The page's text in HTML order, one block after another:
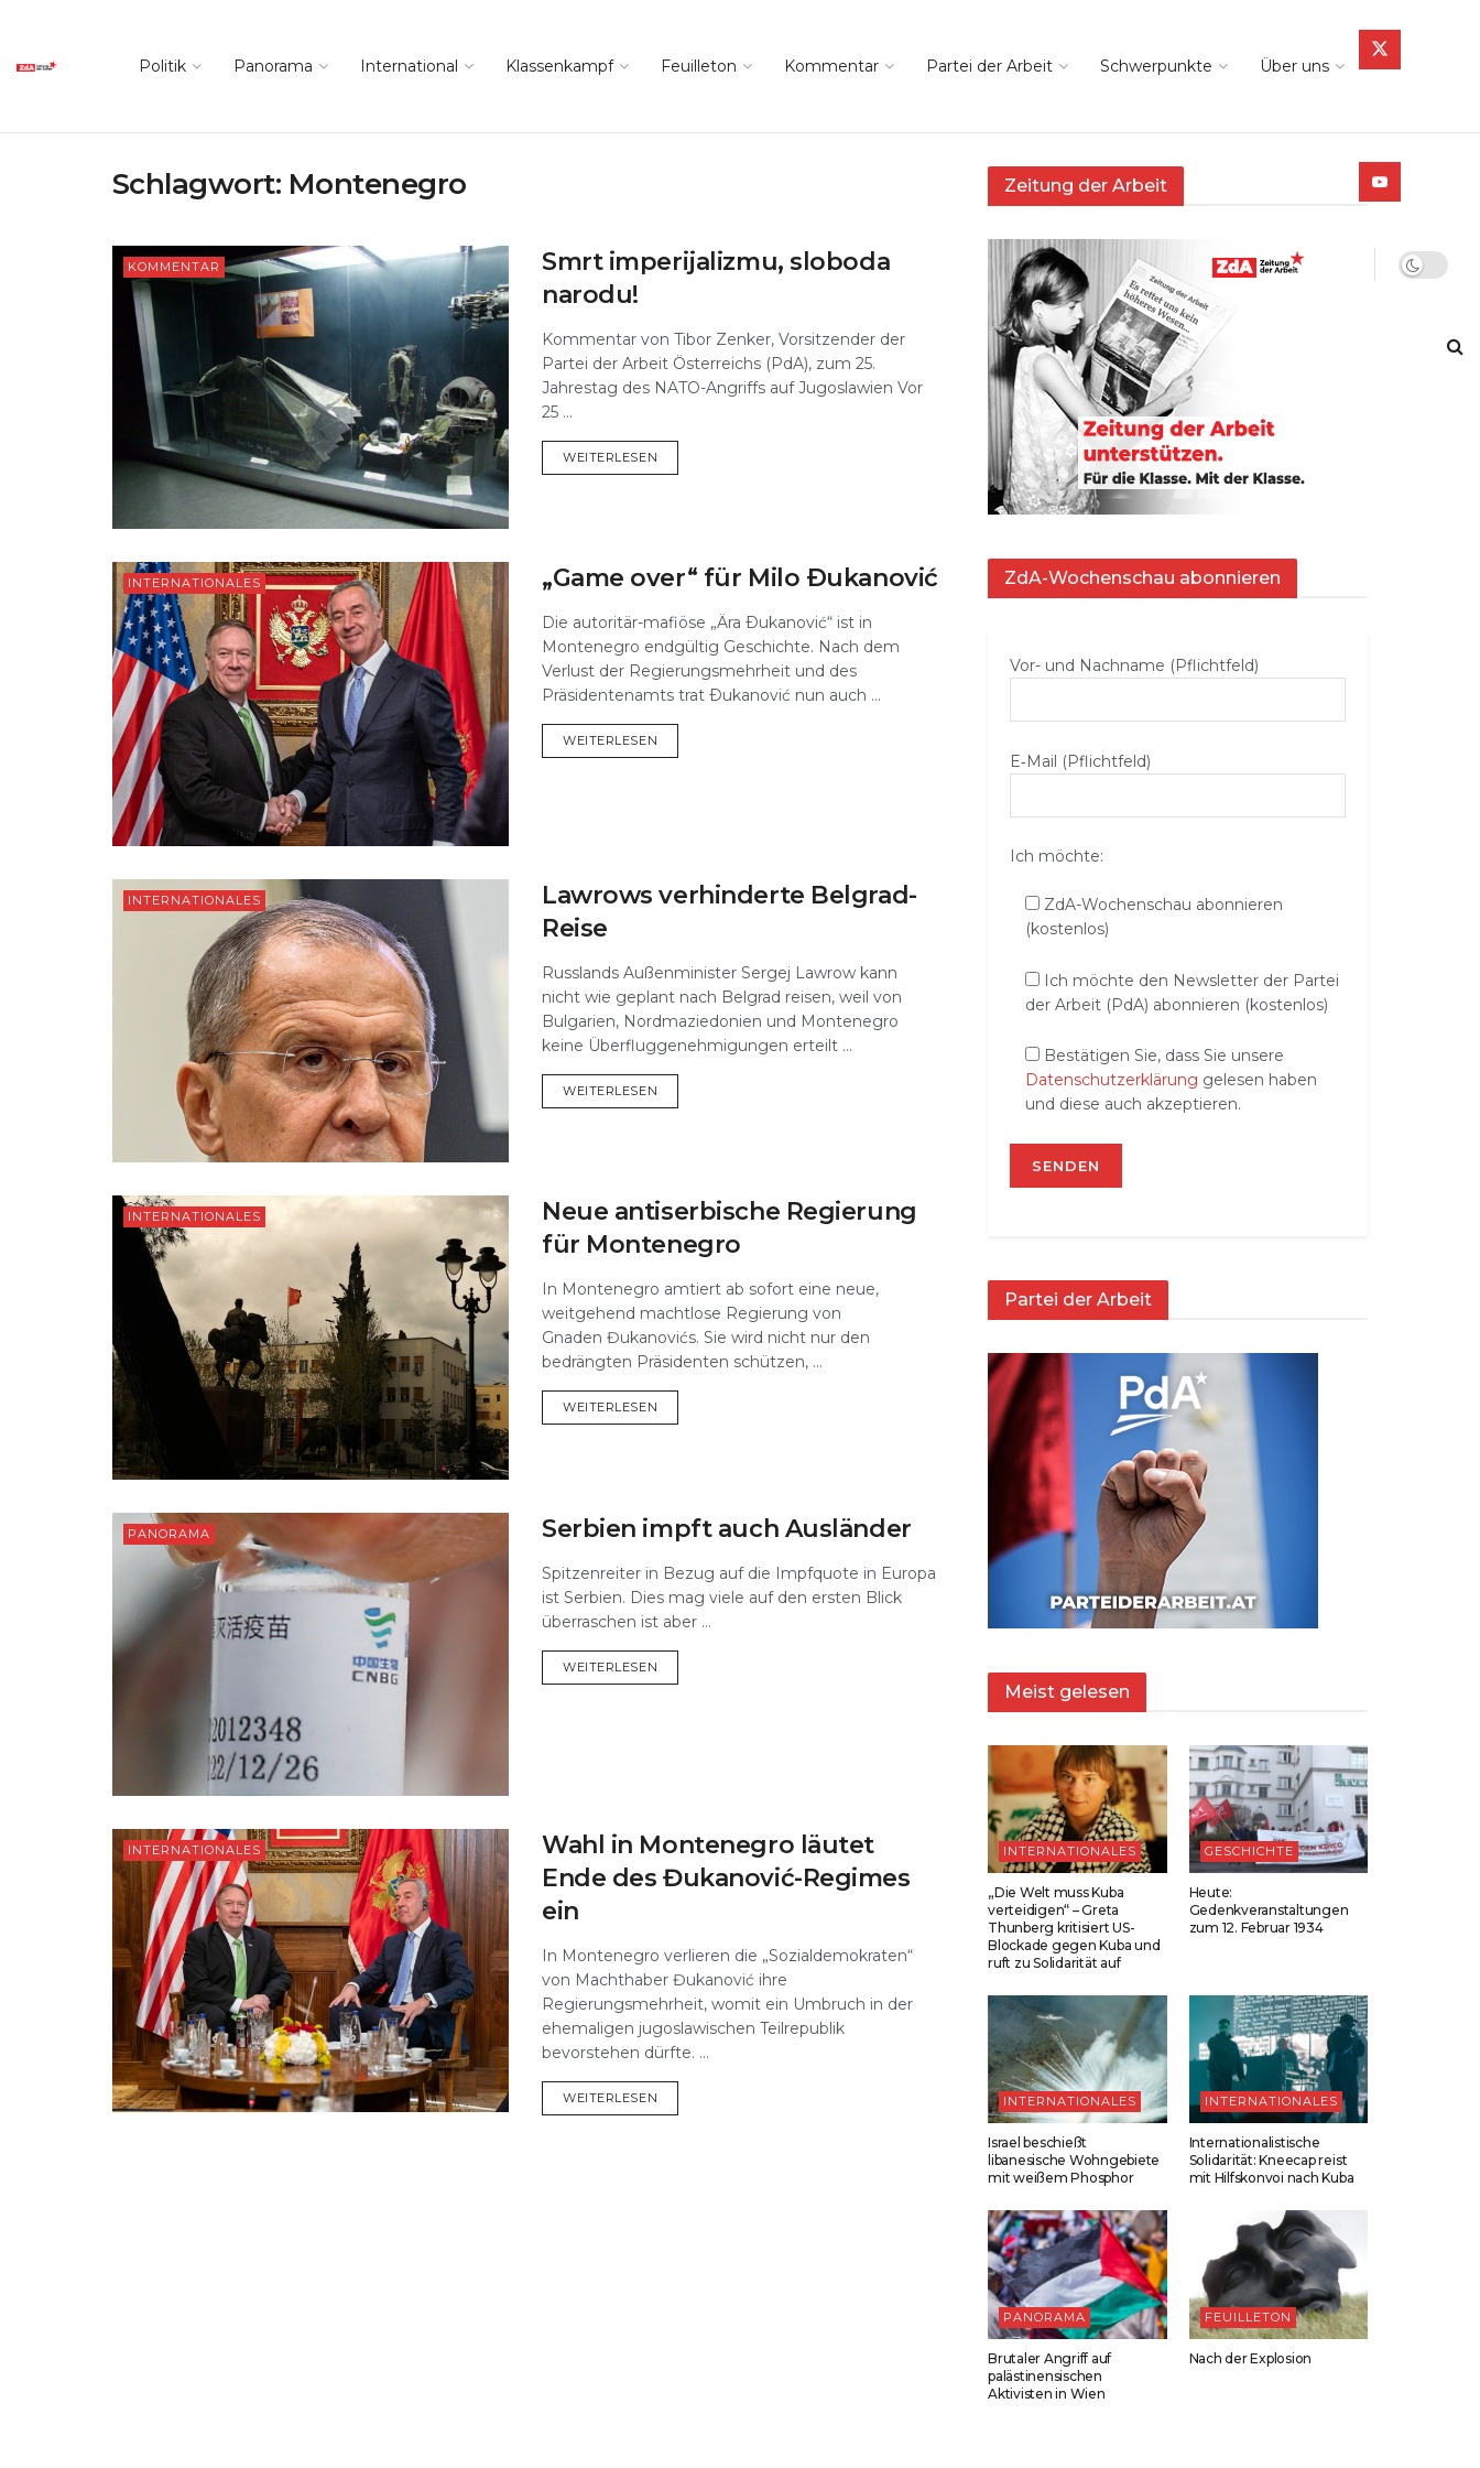
Politik Panorama International Klassenkampf Feuilleton Kommentar Partei der Arbeit Schwerpunkte Über uns
Schlagwort: Montenegro
KOMMENTAR
Smrt imperijalizmu, sloboda
narodu!
Kommentar von Tibor Zenker, Vorsitzender der
Partei der Arbeit Österreichs (PdA), zum 25.
Jahrestag des NATO-Angriffs auf Jugoslawien Vor
25 ...
WEITERLESEN
INTERNATIONALES „Game over“ für Milo Ðukanović
Die autoritär-mafiöse „Ära Ðukanović“ ist in
Montenegro endgültig Geschichte. Nach dem
Verlust der Regierungsmehrheit und des
Präsidentenamts trat Ðukanović nun auch ...
WEITERLESEN
INTERNATIONALES
Lawrows verhinderte Belgrad-
Reise
Russlands Außenminister Sergej Lawrow kann
nicht wie geplant nach Belgrad reisen, weil von
Bulgarien, Nordmaziedonien und Montenegro
keine Überfluggenehmigungen erteilt ...
WEITERLESEN
INTERNATIONALES
Neue antiserbische Regierung
für Montenegro
In Montenegro amtiert ab sofort eine neue,
weitgehend machtlose Regierung von
Gnaden Đukanovićs. Sie wird nicht nur den
bedrängten Präsidenten schützen, ...
WEITERLESEN
PANORAMA Serbien impft auch Ausländer
Spitzenreiter in Bezug auf die Impfquote in Europa
ist Serbien. Dies mag viele auf den ersten Blick
überraschen ist aber ...
WEITERLESEN
INTERNATIONALES
Wahl in Montenegro läutet
Ende des Đukanović-Regimes
ein
In Montenegro verlieren die „Sozialdemokraten“
von Machthaber Đukanović ihre
Regierungsmehrheit, womit ein Umbruch in der
ehemaligen jugoslawischen Teilrepublik
bevorstehen dürfte. ...
WEITERLESEN
Zeitung der Arbeit
ZdA-Wochenschau abonnieren
Vor- und Nachname (Pflichtfeld)
E‑Mail (Pflichtfeld)
Ich möchte:
ZdA-Wochenschau abonnieren
(kostenlos)
Ich möchte den Newsletter der Partei
der Arbeit (PdA) abonnieren (kostenlos)
Bestätigen Sie, dass Sie unsere
Datenschutzerklärung gelesen haben
und diese auch akzeptieren.
Partei der Arbeit
Meist gelesen
INTERNATIONALES
„Die Welt muss Kuba
verteidigen“ – Greta
Thunberg kritisiert US-
Blockade gegen Kuba und
ruft zu Solidarität auf
GESCHICHTE
Heute:
Gedenkveranstaltungen
zum 12. Februar 1934
INTERNATIONALES
Israel beschießt
libanesische Wohngebiete
mit weißem Phosphor
INTERNATIONALES
Internationalistische
Solidarität: Kneecap reist
mit Hilfskonvoi nach Kuba
PANORAMA
Brutaler Angriff auf
palästinensischen
Aktivisten in Wien
FEUILLETON
Nach der Explosion